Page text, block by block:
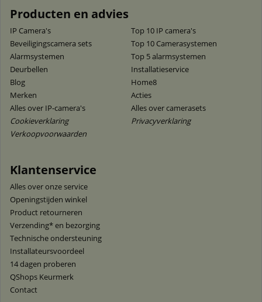
Producten en advies
IP Camera's
Top 10 IP camera's
Beveiligingscamera sets
Top 10 Camerasystemen
Alarmsystemen
Top 5 alarmsystemen
Deurbellen
Installatieservice
Blog
Home8
Merken
Acties
Alles over IP-camera's
Alles over camerasets
Cookieverklaring
Privacyverklaring
Verkoopvoorwaarden
Klantenservice
Alles over onze service
Openingstijden winkel
Product retourneren
Verzending* en bezorging
Technische ondersteuning
Installateursvoordeel
14 dagen proberen
QShops Keurmerk
Contact